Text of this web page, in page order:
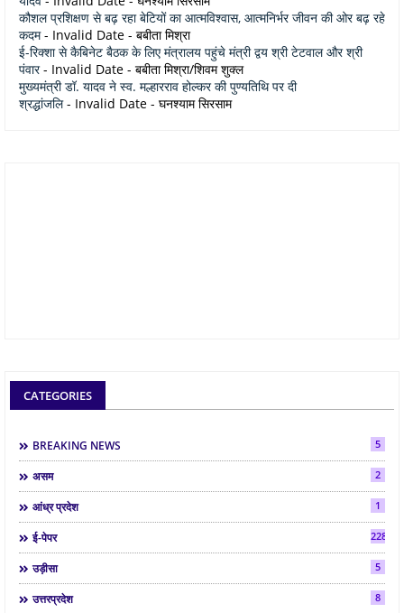
कौशल प्रशिक्षण से बढ़ रहा बेटियों का आत्मविश्वास, आत्मनिर्भर जीवन की ओर बढ़ रहे
कदम- Invalid Date - बबीता मिश्रा
ई-रिक्शा से कैबिनेट बैठक के लिए मंत्रालय पहुंचे मंत्री द्वय श्री टेटवाल और श्री
पंवार- Invalid Date - बबीता मिश्रा/शिवम शुक्ल
मुख्यमंत्री डॉ. यादव ने स्व. मल्हारराव होल्कर की पुण्यतिथि पर दी
श्रद्धांजलि- Invalid Date - घनश्याम सिरसाम
CATEGORIES
BREAKING NEWS 5
असम 2
आंध्र प्रदेश 1
ई-पेपर 2286
उड़ीसा 5
उत्तरप्रदेश 8